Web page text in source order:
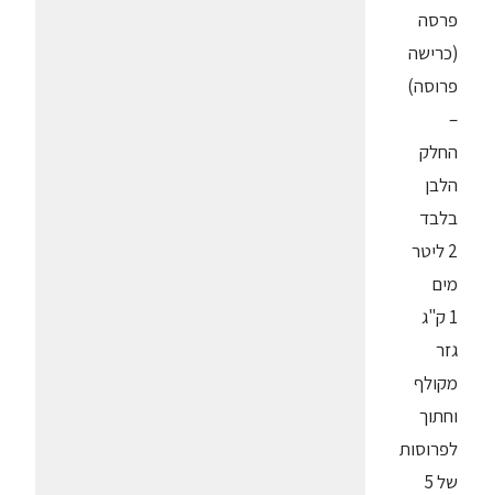
פרסה
(כרישה
פרוסה)
–
החלק
הלבן
בלבד
2 ליטר
מים
1 ק"ג
גזר
מקולף
וחתוך
לפרוסות
של 5